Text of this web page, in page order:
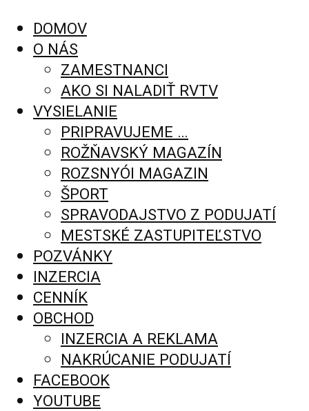
DOMOV
O NÁS
ZAMESTNANCI
AKO SI NALADIŤ RVTV
VYSIELANIE
PRIPRAVUJEME …
ROŽŇAVSKÝ MAGAZÍN
ROZSNYÓI MAGAZIN
ŠPORT
SPRAVODAJSTVO Z PODUJATÍ
MESTSKÉ ZASTUPITEĽSTVO
POZVÁNKY
INZERCIA
CENNÍK
OBCHOD
INZERCIA A REKLAMA
NAKRÚCANIE PODUJATÍ
FACEBOOK
YOUTUBE